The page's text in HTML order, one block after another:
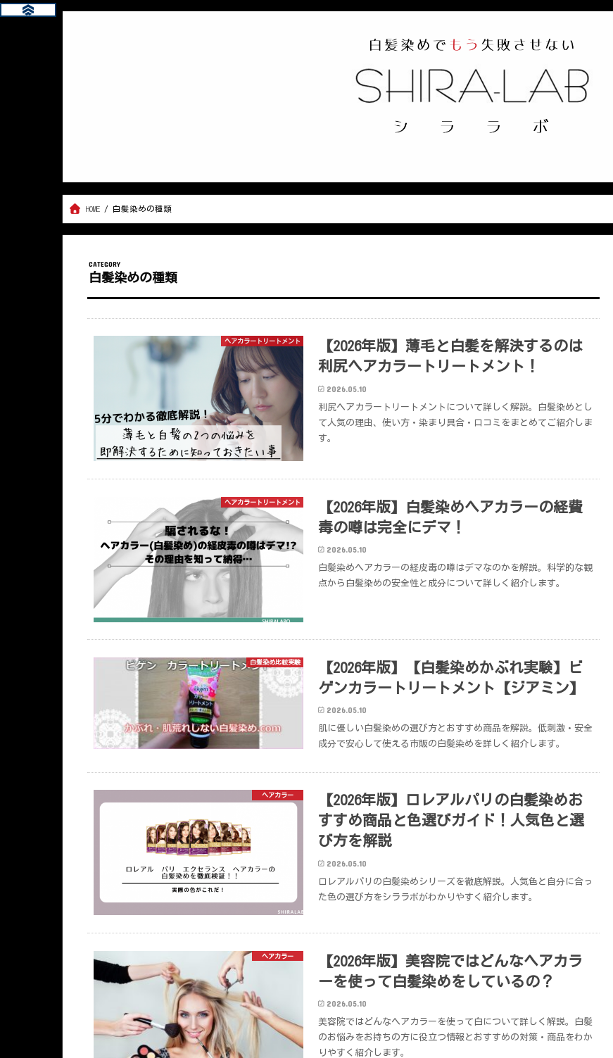
HOME 白髪染めの種類
白髪染めの種類
ヘアカラートリートメント
【2026年版】薄毛と白髪を解決するのは
利尻ヘアカラートリートメント！
2026.05.10
利尻ヘアカラートリートメントについて詳しく解説。白髪染めとし
て人気の理由、使い方・染まり具合・口コミをまとめてご紹介しま
す。
ヘアカラートリートメント
【2026年版】白髪染めヘアカラーの経費
毒の噂は完全にデマ！
2026.05.10
白髪染めヘアカラーの経皮毒の噂はデマなのかを解説。科学的な観
点から白髪染めの安全性と成分について詳しく紹介します。
白髪染め比較実験
【2026年版】【白髪染めかぶれ実験】ビ
ゲンカラートリートメント【ジアミン】
2026.05.10
肌に優しい白髪染めの選び方とおすすめ商品を解説。低刺激・安全
成分で安心して使える市販の白髪染めを詳しく紹介します。
ヘアカラー
【2026年版】ロレアルパリの白髪染めお
すすめ商品と色選びガイド！人気色と選
び方を解説
2026.05.10
ロレアルパリの白髪染めシリーズを徹底解説。人気色と自分に合っ
た色の選び方をシララボがわかりやすく紹介します。
ヘアカラー
【2026年版】美容院ではどんなヘアカラ
ーを使って白髪染めをしているの？
2026.05.10
美容院ではどんなヘアカラーを使って白について詳しく解説。白髪
のお悩みをお持ちの方に役立つ情報とおすすめの対策・商品をわか
りやすく紹介します。